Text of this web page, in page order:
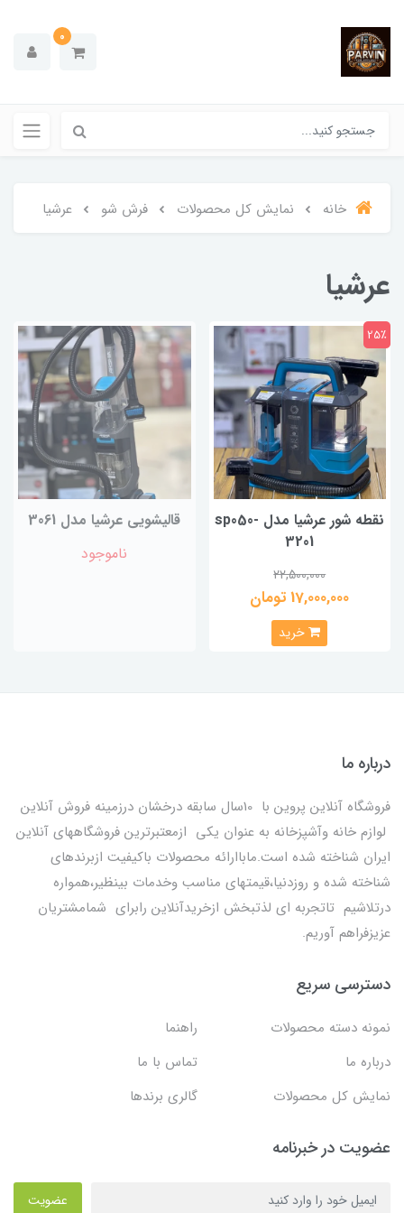
0
خانه نمایش کل محصولات فرش شو عرشیا
عرشیا
نقطه شور عرشیا مدل sp050-
3201
22,500,000
17,000,000 تومان
25٪
خرید
قالیشویی عرشیا مدل 3061
ناموجود
درباره ما
فروشگاه آنلاین پروین با 10سال سابقه درخشان درزمینه فروش آنلاین
لوازم خانه وآشپزخانه به عنوان یکی ازمعتبرترین فروشگاههای آنلاین
ایران شناخته شده است.ماباارائه محصولات باکیفیت ازبرندهای
شناخته شده و روزدنیا،قیمتهای مناسب وخدمات بینظیر،همواره
درتلاشیم تاتجربه ای لذتبخش ازخریدآنلاین رابرای شمامشتریان
عزیزفراهم آوریم.
دسترسی سریع
نمونه دسته محصولات
راهنما
درباره ما
تماس با ما
نمایش کل محصولات
گالری برندها
عضویت در خبرنامه
عضویت